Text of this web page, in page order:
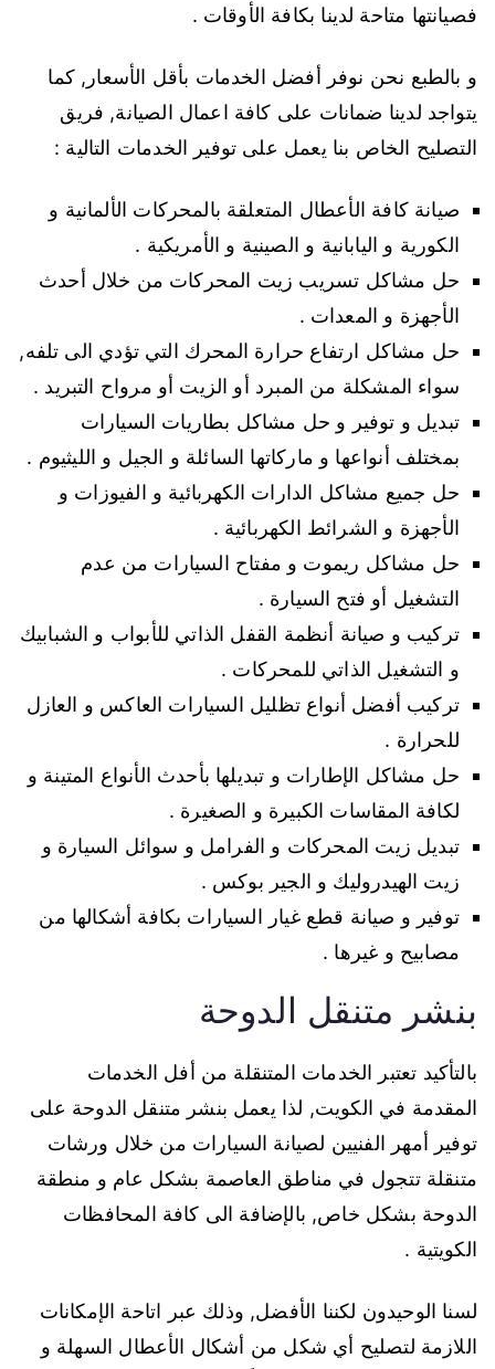
فصيانتها متاحة لدينا بكافة الأوقات .
و بالطبع نحن نوفر أفضل الخدمات بأقل الأسعار, كما
يتواجد لدينا ضمانات على كافة اعمال الصيانة, فريق
التصليح الخاص بنا يعمل على توفير الخدمات التالية :
صيانة كافة الأعطال المتعلقة بالمحركات الألمانية و
الكورية و اليابانية و الصينية و الأمريكية .
حل مشاكل تسريب زيت المحركات من خلال أحدث
الأجهزة و المعدات .
حل مشاكل ارتفاع حرارة المحرك التي تؤدي الى تلفه,
سواء المشكلة من المبرد أو الزيت أو مرواح التبريد .
تبديل و توفير و حل مشاكل بطاريات السيارات
بمختلف أنواعها و ماركاتها السائلة و الجيل و الليثيوم .
حل جميع مشاكل الدارات الكهربائية و الفيوزات و
الأجهزة و الشرائط الكهربائية .
حل مشاكل ريموت و مفتاح السيارات من عدم
التشغيل أو فتح السيارة .
تركيب و صيانة أنظمة القفل الذاتي للأبواب و الشبابيك
و التشغيل الذاتي للمحركات .
تركيب أفضل أنواع تظليل السيارات العاكس و العازل
للحرارة .
حل مشاكل الإطارات و تبديلها بأحدث الأنواع المتينة و
لكافة المقاسات الكبيرة و الصغيرة .
تبديل زيت المحركات و الفرامل و سوائل السيارة و
زيت الهيدروليك و الجير بوكس .
توفير و صيانة قطع غيار السيارات بكافة أشكالها من
مصابيح و غيرها .
بنشر متنقل الدوحة
بالتأكيد تعتبر الخدمات المتنقلة من أفل الخدمات
المقدمة في الكويت, لذا يعمل بنشر متنقل الدوحة على
توفير أمهر الفنيين لصيانة السيارات من خلال ورشات
متنقلة تتجول في مناطق العاصمة بشكل عام و منطقة
الدوحة بشكل خاص, بالإضافة الى كافة المحافظات
الكويتية .
لسنا الوحيدون لكننا الأفضل, وذلك عبر اتاحة الإمكانات
اللازمة لتصليح أي شكل من أشكال الأعطال السهلة و